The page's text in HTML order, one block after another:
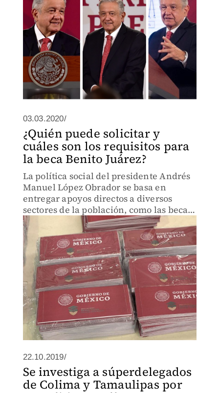
03.03.2020/
¿Quién puede solicitar y
cuáles son los requisitos para
la beca Benito Juárez?
La política social del presidente Andrés
Manuel López Obrador se basa en
entregar apoyos directos a diversos
sectores de la población, como las becas
a estudiantes, destinadas para que los
jóvenes no abandonen sus estudios.
22.10.2019/
Se investiga a súperdelegados
de Colima y Tamaulipas por